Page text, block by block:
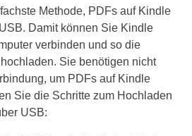
Methode, PDFs auf Kindle
Damit können Sie Kindle
verbinden und so die
Sie benötigen nicht
um PDFs auf Kindle
Sie die Schritte zum Hochladen
USB: